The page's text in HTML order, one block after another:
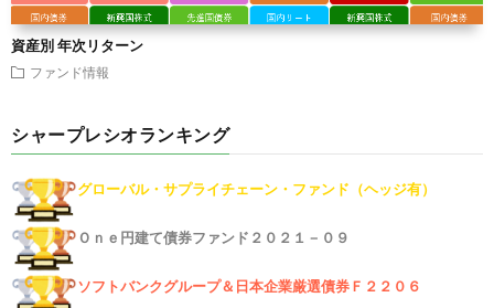
資産別 年次リターン
ファンド情報
シャープレシオランキング
グローバル・サプライチェーン・ファンド（ヘッジ有）
Ｏｎｅ円建て債券ファンド２０２１－０９
ソフトバンクグループ＆日本企業厳選債券Ｆ２２０６